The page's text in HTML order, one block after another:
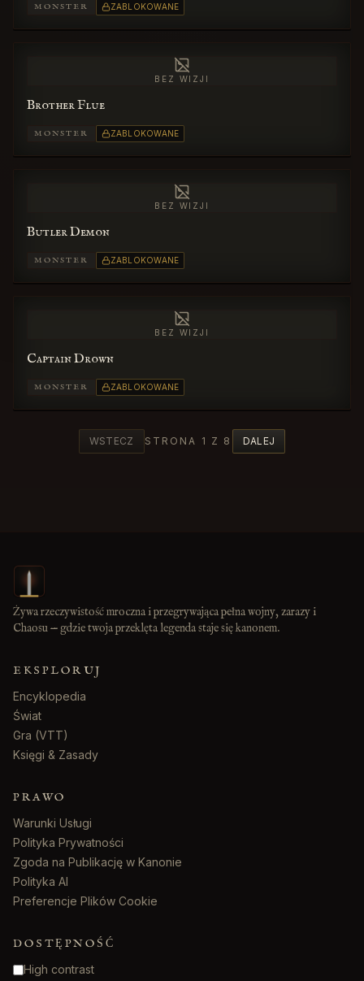
MONSTER ZABLOKOWANE
BEZ WIZJI
Brother Flue
MONSTER ZABLOKOWANE
BEZ WIZJI
Butler Demon
MONSTER ZABLOKOWANE
BEZ WIZJI
Captain Drown
MONSTER ZABLOKOWANE
WSTECZ STRONA 1 Z 8 DALEJ
Żywa rzeczywistość mroczna i przegrywająca pełna wojny, zarazy i
Chaosu — gdzie twoja przeklęta legenda staje się kanonem.
EKSPLORUJ
Encyklopedia
Świat
Gra (VTT)
Księgi & Zasady
PRAWO
Warunki Usługi
Polityka Prywatności
Zgoda na Publikację w Kanonie
Polityka AI
Preferencje Plików Cookie
DOSTĘPNOŚĆ
High contrast